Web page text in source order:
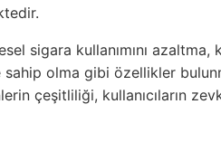
sigara kullanımını
olma gibi özellikler
çeşitliliği, kullanıcıların